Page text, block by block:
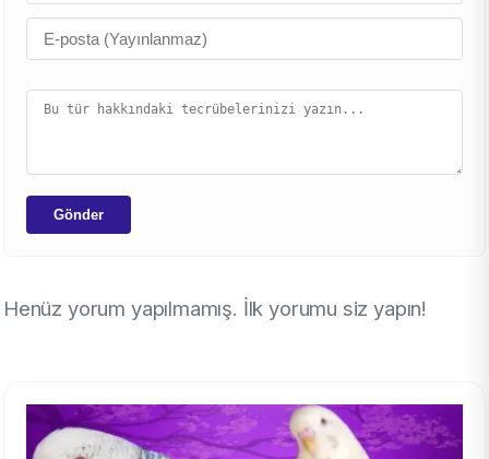
Gönder
Henüz yorum yapılmamış. İlk yorumu siz yapın!